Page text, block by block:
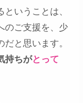
いうことは、
のご支援を、少
と思います。
持ちがとって